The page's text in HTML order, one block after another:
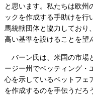
と思います。私たちは欧州
ックを作成する手助けを行
馬統轄団体と協力しており
高い基準を設けることを望
バーン氏は、米国の市場
ージー州でベッティング・
心を示しているベットフェ
を作成するのを手伝うだろ